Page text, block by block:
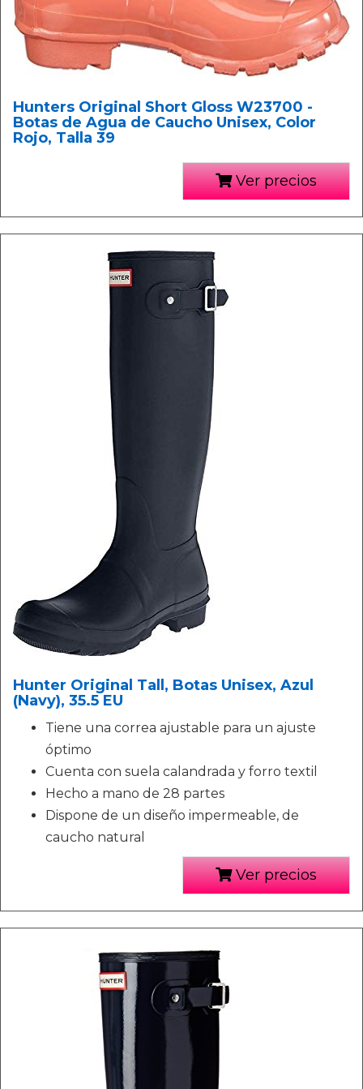
Hunters Original Short Gloss W23700 -
Botas de Agua de Caucho Unisex, Color
Rojo, Talla 39
Ver precios
Hunter Original Tall, Botas Unisex, Azul
(Navy), 35.5 EU
Tiene una correa ajustable para un ajuste
óptimo
Cuenta con suela calandrada y forro textil
Hecho a mano de 28 partes
Dispone de un diseño impermeable, de
caucho natural
Ver precios